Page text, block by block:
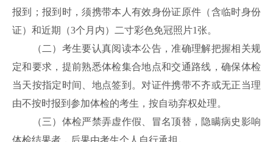
报到；报到时，须携带本人有效身份证原件（含临时身份
证）和近期（3个月内）二寸彩色免冠照片1张。
（二）考生要认真阅读本公告，准确理解把握相关规
定和要求，提前熟悉体检集合地点和交通路线，确保体检
当天按指定时间、地点签到。对证件携带不齐或无正当理
由不按时报到参加体检的考生，按自动弃权处理。
（三）体检严禁弄虚作假、冒名顶替，隐瞒病史影响